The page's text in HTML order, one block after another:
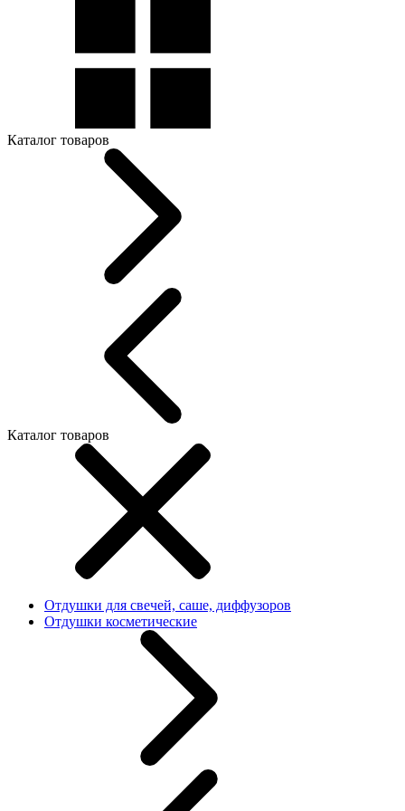
Каталог товаров
Каталог товаров
Отдушки для свечей, саше, диффузоров
Отдушки косметические